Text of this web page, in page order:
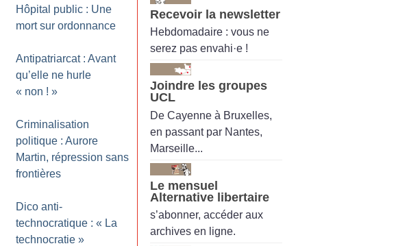
Hôpital public : Une
mort sur ordonnance
Antipatriarcat : Avant
qu’elle ne hurle
« non ! »
Criminalisation
politique : Aurore
Martin, répression sans
frontières
Dico anti-
technocratique : « La
technocratie »
Recevoir la newsletter
Hebdomadaire : vous ne
serez pas envahi·e !
Joindre les groupes
UCL
De Cayenne à Bruxelles,
en passant par Nantes,
Marseille...
Le mensuel
Alternative libertaire
s’abonner, accéder aux
archives en ligne.